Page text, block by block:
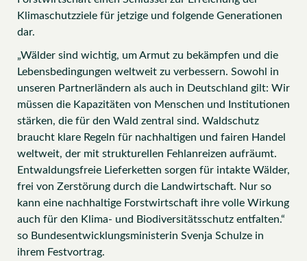
Klimaschutzziele für jetzige und folgende Generationen
dar.
„Wälder sind wichtig, um Armut zu bekämpfen und die
Lebensbedingungen weltweit zu verbessern. Sowohl in
unseren Partnerländern als auch in Deutschland gilt: Wir
müssen die Kapazitäten von Menschen und Institutionen
stärken, die für den Wald zentral sind. Waldschutz
braucht klare Regeln für nachhaltigen und fairen Handel
weltweit, der mit strukturellen Fehlanreizen aufräumt.
Entwaldungsfreie Lieferketten sorgen für intakte Wälder,
frei von Zerstörung durch die Landwirtschaft. Nur so
kann eine nachhaltige Forstwirtschaft ihre volle Wirkung
auch für den Klima- und Biodiversitätsschutz entfalten.“
so Bundesentwicklungsministerin Svenja Schulze in
ihrem Festvortrag.